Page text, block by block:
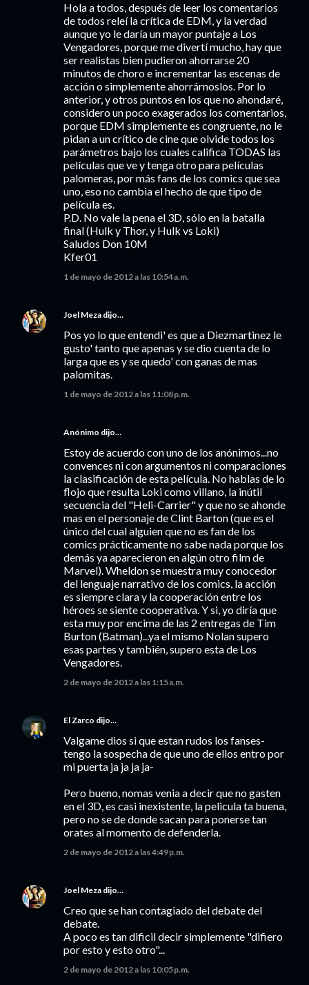
Hola a todos, después de leer los comentarios
de todos releí la crítica de EDM, y la verdad
aunque yo le daría un mayor puntaje a Los
Vengadores, porque me divertí mucho, hay que
ser realistas bien pudieron ahorrarse 20
minutos de choro e incrementar las escenas de
acción o simplemente ahorrárnoslos. Por lo
anterior, y otros puntos en los que no ahondaré,
considero un poco exagerados los comentarios,
porque EDM simplemente es congruente, no le
pidan a un crítico de cine que olvide todos los
parámetros bajo los cuales califica TODAS las
películas que ve y tenga otro para películas
palomeras, por más fans de los comics que sea
uno, eso no cambia el hecho de que tipo de
película es.
P.D. No vale la pena el 3D, sólo en la batalla
final (Hulk y Thor, y Hulk vs Loki)
Saludos Don 10M
Kfer01
1 de mayo de 2012 a las 10:54 a.m.
Joel Meza dijo…
Pos yo lo que entendi' es que a Diezmartinez le
gusto' tanto que apenas y se dio cuenta de lo
larga que es y se quedo' con ganas de mas
palomitas.
1 de mayo de 2012 a las 11:08 p.m.
Anónimo dijo…
Estoy de acuerdo con uno de los anónimos...no
convences ni con argumentos ni comparaciones
la clasificación de esta película. No hablas de lo
flojo que resulta Loki como villano, la inútil
secuencia del "Heli-Carrier" y que no se ahonde
mas en el personaje de Clint Barton (que es el
único del cual alguien que no es fan de los
comics prácticamente no sabe nada porque los
demás ya aparecieron en algún otro film de
Marvel). Wheldon se muestra muy conocedor
del lenguaje narrativo de los comics, la acción
es siempre clara y la cooperación entre los
héroes se siente cooperativa. Y si, yo diría que
esta muy por encima de las 2 entregas de Tim
Burton (Batman)...ya el mismo Nolan supero
esas partes y también, supero esta de Los
Vengadores.
2 de mayo de 2012 a las 1:15 a.m.
El Zarco dijo…
Valgame dios si que estan rudos los fanses-
tengo la sospecha de que uno de ellos entro por
mi puerta ja ja ja ja-
Pero bueno, nomas venia a decir que no gasten
en el 3D, es casi inexistente, la pelicula ta buena,
pero no se de donde sacan para ponerse tan
orates al momento de defenderla.
2 de mayo de 2012 a las 4:49 p.m.
Joel Meza dijo…
Creo que se han contagiado del debate del
debate.
A poco es tan dificil decir simplemente "difiero
por esto y esto otro"...
2 de mayo de 2012 a las 10:05 p.m.